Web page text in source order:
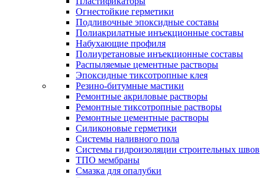
Огнестойкие герметики
Подливочные эпоксидные составы
Полиакрилатные инъекционные составы
Набухающие профиля
Полиуретановые инъекционные составы
Распыляемые цементные растворы
Эпоксидные тиксотропные клея
Резино-битумные мастики
Ремонтные акриловые растворы
Ремонтные тиксотропные растворы
Ремонтные цементные растворы
Силиконовые герметики
Системы наливного пола
Системы гидроизоляции строительных швов
ТПО мембраны
Смазка для опалубки